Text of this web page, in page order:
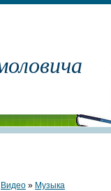
Видео » Музыка